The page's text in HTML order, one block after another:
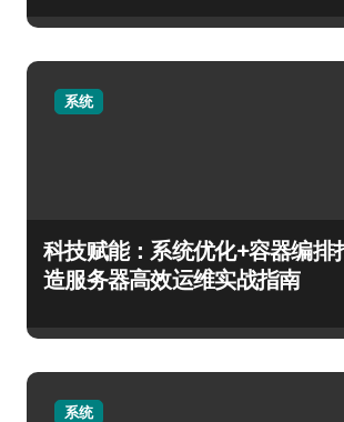
系统
科技赋能：系统优化+容器编排
造服务器高效运维实战指南
系统